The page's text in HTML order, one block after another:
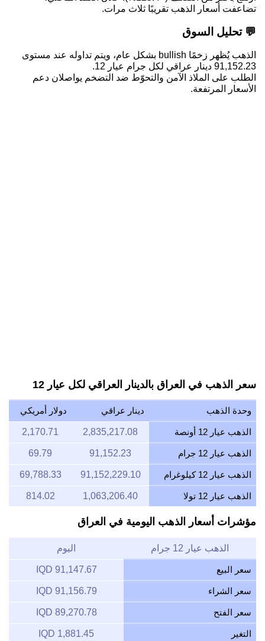
تضاعفت أسعار الذهب تقريبًا ثلاث مرات.
💬 تحليل السوق
الذهب يُظهر زخمًا bullish بشكل عام، ويتم تداوله عند مستوى
91,152.23 دينار عراقي لكل جرام عيار 12.
الطلب على الملاذ الآمن والتحوّط ضد التضخم يواصلان دعم
الأسعار المرتفعة.
سعر الذهب في العراق بالدينار العراقي لكل عيار 12
وحدة الذهب دينار عراقي دولار أمريكي
الذهب عيار 12 أونصة 2,835,217.08
2,170.71
الذهب عيار 12 جرام 91,152.23
69.79
الذهب عيار 12 كيلوغرام 91,152,229.10
69,788.33
الذهب عيار 12 تولا 1,063,206.40
814.02
مؤشرات أسعار الذهب اليومية في العراق
الذهب عيار 12 جرام اليوم
سعر البيع 91,147.67 IQD
سعر الشراء 91,156.79 IQD
سعر الفتح 89,270.78 IQD
التغير 1,881.45 IQD